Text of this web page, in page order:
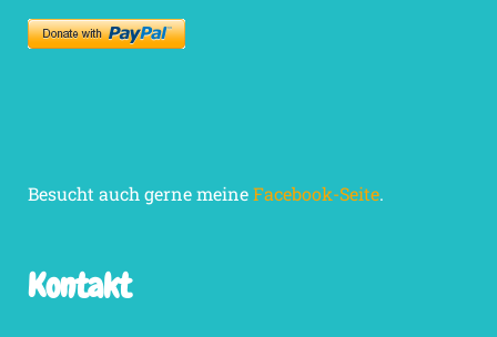
Besucht auch gerne meineFacebook-Seite.
Kontakt